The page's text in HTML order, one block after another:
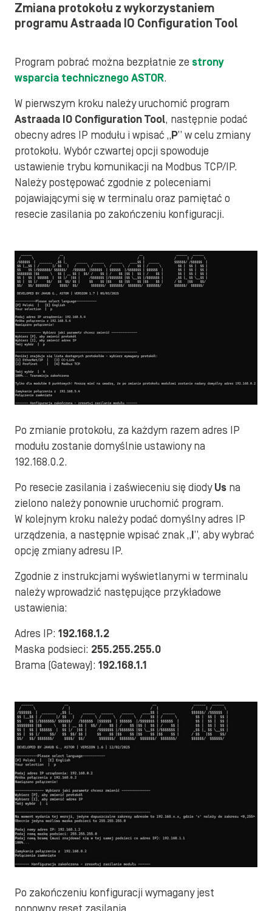
Zmiana protokołu z wykorzystaniem
programu Astraada IO Configuration Tool
Program pobrać można bezpłatnie ze strony
wsparcia technicznego ASTOR.
W pierwszym kroku należy uruchomić program
Astraada IO Configuration Tool, następnie podać
obecny adres IP modułu i wpisać „P” w celu zmiany
protokołu. Wybór czwartej opcji spowoduje
ustawienie trybu komunikacji na Modbus TCP/IP.
Należy postępować zgodnie z poleceniami
pojawiającymi się w terminalu oraz pamiętać o
resecie zasilania po zakończeniu konfiguracji.
Po zmianie protokołu, za każdym razem adres IP
modułu zostanie domyślnie ustawiony na
192.168.0.2.
Po resecie zasilania i zaświeceniu się diodyUs na
zielono należy ponownie uruchomić program.
W kolejnym kroku należy podać domyślny adres IP
urządzenia, a następnie wpisać znak „ ”, aby wybrać
opcję zmiany adresu IP.
Zgodnie z instrukcjami wyświetlanymi w terminalu
należy wprowadzić następujące przykładowe
ustawienia:
Adres IP: 192.168.1.2
Maska podsieci: 255.255.255.0
Brama (Gateway): 192.168.1.1
Po zakończeniu konfiguracji wymagany jest